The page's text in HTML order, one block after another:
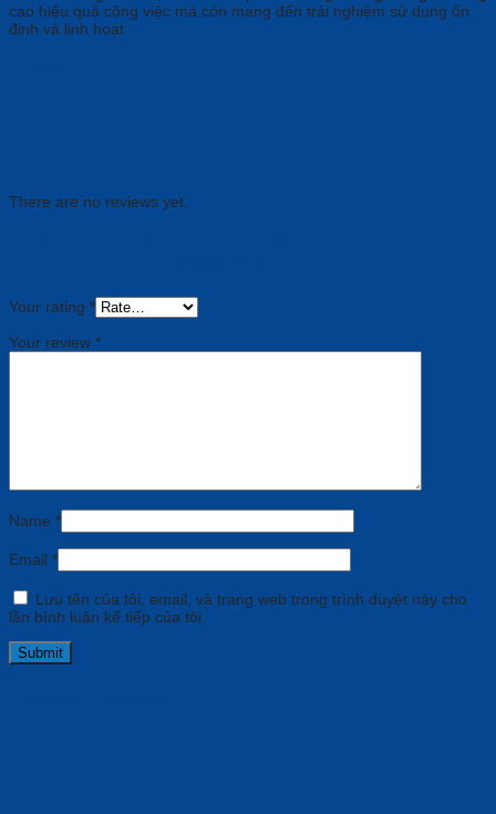
cao hiệu quả công việc mà còn mang đến trải nghiệm sử dụng ổn
định và linh hoạt
There are no reviews yet.
Your rating *
Your review *
Name *
Email *
Lưu tên của tôi, email, và trang web trong trình duyệt này cho
lần bình luận kế tiếp của tôi.